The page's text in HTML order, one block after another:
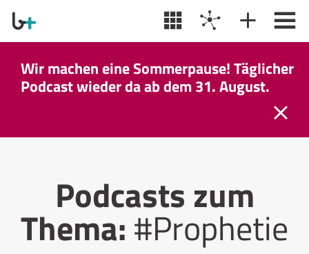
Wir machen eine Sommerpause! Täglicher
Podcast wieder da ab dem 31. August.
Podcasts zum
Thema:#Prophetie